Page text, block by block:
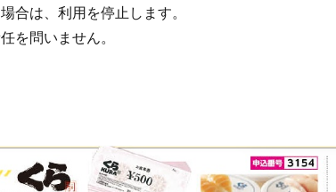
合は、利用を停止します。
を問いません。